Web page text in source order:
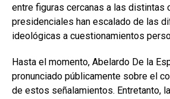
entre figuras cercanas a las distintas
presidenciales han escalado de las
ideológicas a cuestionamientos
Hasta el momento, Abelardo De la
pronunciado públicamente sobre el
de estos señalamientos. Entretanto,